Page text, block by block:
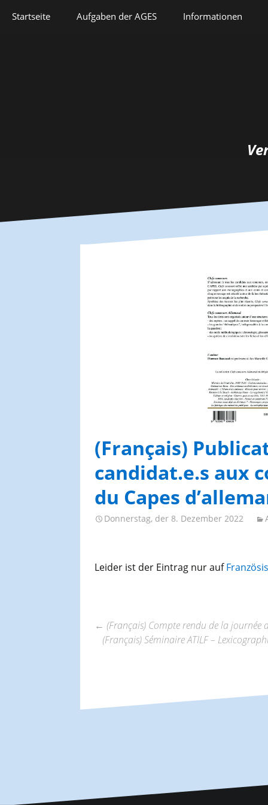
zumStartseite Aufgaben der AGES
Hommage
Informationsbriefe
Informationen
(Français)
candidat.e.s aux
du Capes
Donnerstag, der 8. Dezember 2022
Leider ist der Eintrag nur auf
Beitrags-
Navigation
← (Français) Compte rendu de la journée
(Français) Séminaire ATILF –